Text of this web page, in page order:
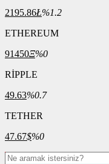
2195.86Ł%1.2
ETHEREUM
91450Ξ%0
RİPPLE
49.63%0.7
TETHER
47.67$%0